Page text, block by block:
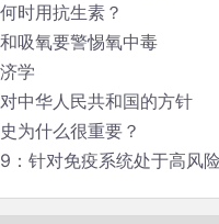
时用抗生素？
吸氧要警惕氧中毒
学
中华人民共和国的方针
为什么很重要？
：针对免疫系统处于高风